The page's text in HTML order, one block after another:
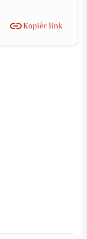
Kopiér link